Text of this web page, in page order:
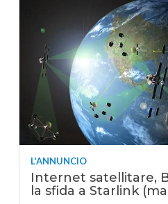
L'ANNUNCIO
Internet satellitare,
la sfida a Starlink